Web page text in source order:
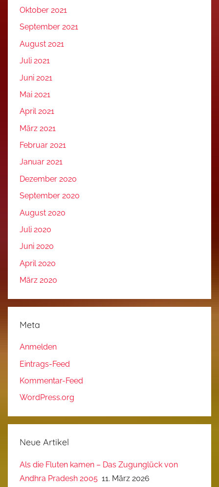
Oktober 2021
September 2021
August 2021
Juli 2021
Juni 2021
Mai 2021
April 2021
März 2021
Februar 2021
Januar 2021
Dezember 2020
September 2020
August 2020
Juli 2020
Juni 2020
April 2020
März 2020
Meta
Anmelden
Eintrags-Feed
Kommentar-Feed
WordPress.org
Neue Artikel
Als die Fluten kamen – Das Zugunglück von
Andhra Pradesh 2005 11. März 2026